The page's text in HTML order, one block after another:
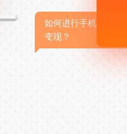
如何进行手机APP商业
变现？